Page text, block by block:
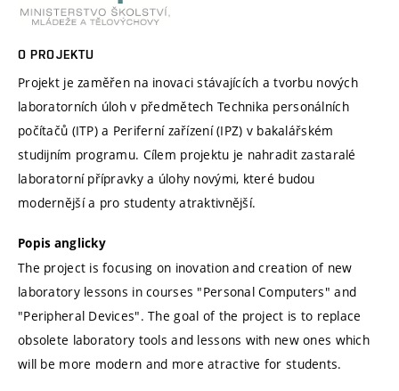
O PROJEKTU
Projekt je zaměřen na inovaci stávajících a tvorbu nových
laboratorních úloh v předmětech Technika personálních
počítačů (ITP) a Periferní zařízení (IPZ) v bakalářském
studijním programu. Cílem projektu je nahradit zastaralé
laboratorní přípravky a úlohy novými, které budou
modernější a pro studenty atraktivnější.
Popis anglicky
The project is focusing on inovation and creation of new
laboratory lessons in courses "Personal Computers" and
"Peripheral Devices". The goal of the project is to replace
obsolete laboratory tools and lessons with new ones which
will be more modern and more atractive for students.